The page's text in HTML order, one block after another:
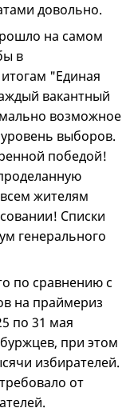
довольно.
на самом
в
"Единая
вакантный
возможное
выборов.
победой!
жителям
Списки
генерального
по сравнению с
на праймериз
по 31 мая
при этом
избирателей.
от